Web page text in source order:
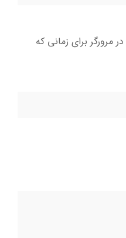
مرورگر برای زمانی که